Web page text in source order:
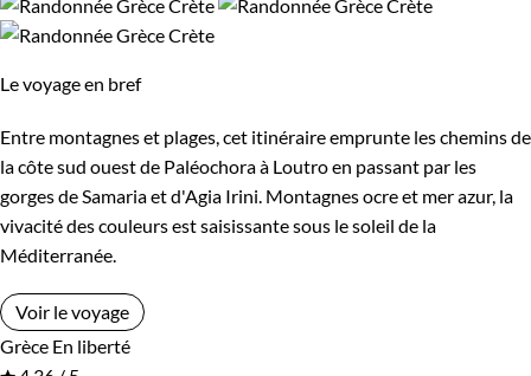
Le voyage en bref
Entre montagnes et plages, cet itinéraire emprunte les chemins de
la côte sud ouest de Paléochora à Loutro en passant par les
gorges de Samaria et d'Agia Irini. Montagnes ocre et mer azur, la
vivacité des couleurs est saisissante sous le soleil de la
Méditerranée.
Voir le voyage
Grèce En liberté